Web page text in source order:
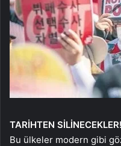
TARİHTEN SİLİNECEKLER!
Bu ülkeler modern gibi